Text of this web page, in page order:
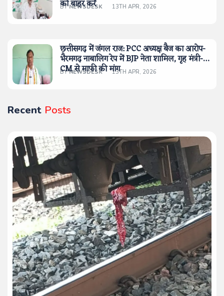
को बाहर करें
BYNEWSDESK 13TH APR, 2026
छत्तीसगढ़ में जंगल राज: PCC अध्यक्ष बैज का आरोप-
भैरमगढ़ नाबालिग रेप में BJP नेता शामिल, गृह मंत्री-
CM से माफी की मांग
BYNEWSDESK 13TH APR, 2026
Recent Posts